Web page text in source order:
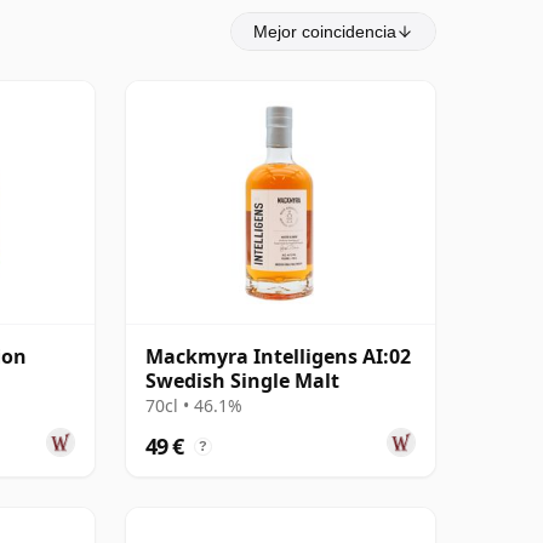
Mejor coincidencia
Mackmyra Intelligens AI:02
Swedish Single Malt
70cl • 46.1%
49 € ?